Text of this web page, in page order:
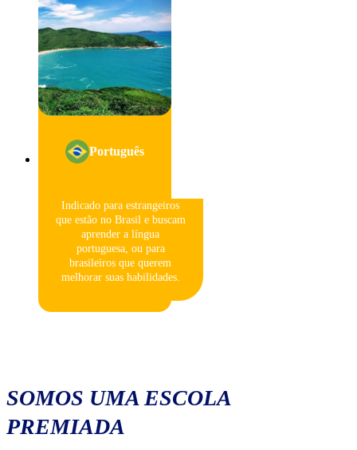
Português
Indicado para estrangeiros
que estão no Brasil e buscam
aprender a língua
portuguesa, ou para
brasileiros que querem
melhorar suas habilidades.
SOMOS UMA ESCOLA
PREMIADA